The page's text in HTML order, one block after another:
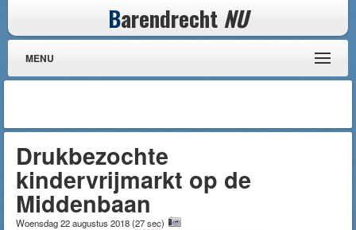
Barendrecht NU
MENU
Drukbezochte
kindervrijmarkt op de
Middenbaan
Woensdag 22 augustus 2018(27 sec)